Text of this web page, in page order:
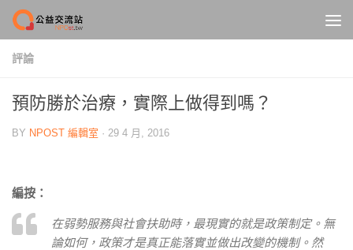
Skip to content
評論
預防勝於治療，實際上做得到嗎？
BY NPOST 編輯室 · 29 4 月, 2016
編按：
在弱勢服務與社會扶助時，最現實的就是政策制定。無
論如何，政策才是真正能落實並做出改變的機制。然